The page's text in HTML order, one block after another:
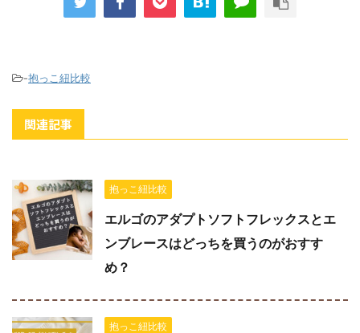
-抱っこ紐比較
関連記事
抱っこ紐比較
エルゴのアダプトソフトフレックスとエ
ンブレースはどっちを買うのがおすす
め？
抱っこ紐比較